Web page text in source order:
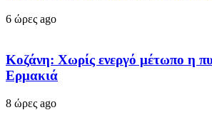
6 ώρες ago
Κοζάνη: Χωρίς ενεργό μέτωπο η
Ερμακιά
8 ώρες ago